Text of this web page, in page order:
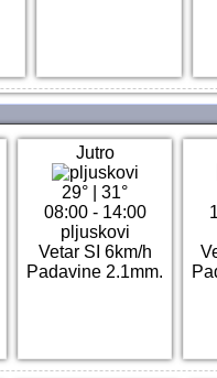
Jutro
29° |31°
08:00 - 14:00
pljuskovi
Vetar SI 6km/h
Padavine 2.1mm.